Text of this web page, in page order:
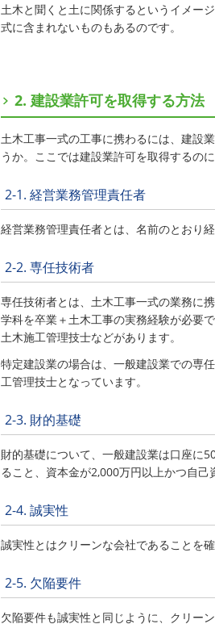
土木と聞くと土に関係するというイメー
式に含まれないものもあるのです。
2. 建設業許可を取得する方法
土木工事一式の工事に携わるには、建設
うか。ここでは建設業許可を取得するの
2-1. 経営業務管理責任者
経営業務管理責任者とは、名前のとおり
2-2. 専任技術者
専任技術者とは、土木工事一式の業務に
学科を卒業＋土木工事の実務経験が必要
土木施工管理技士などがあります。
特定建設業の場合は、一般建設業での専
工管理技士となっています。
2-3. 財的基礎
財的基礎について、一般建設業は口座に
ること、資本金が2,000万円以上かつ自
2-4. 誠実性
誠実性とはクリーンな会社であることを
2-5. 欠陥要件
欠陥要件も誠実性と同じように、クリー